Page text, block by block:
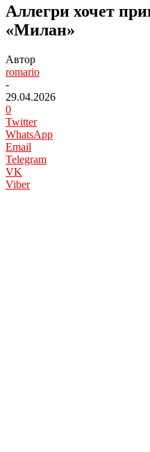
Аллегри хочет
«Милан»
Автор
romario
-
29.04.2026
0
Twitter
WhatsApp
Email
Telegram
VK
Viber